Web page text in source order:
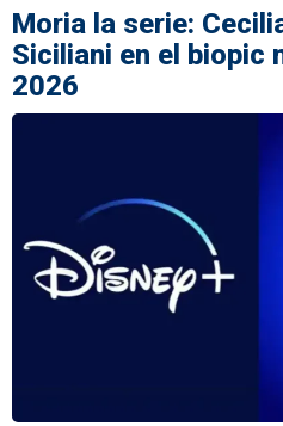
Moria la serie:
Siciliani en el biopic
2026